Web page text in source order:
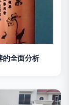
的全面分析